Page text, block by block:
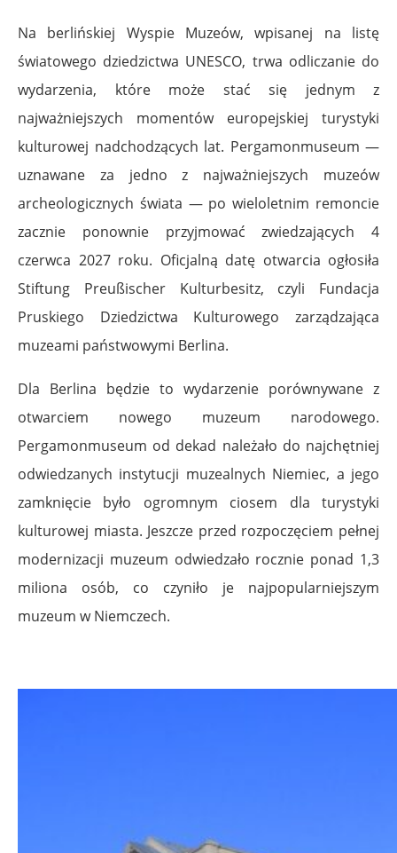
Na berlińskiej Wyspie Muzeów, wpisanej na listę
światowego dziedzictwa UNESCO, trwa odliczanie do
wydarzenia, które może stać się jednym z
najważniejszych momentów europejskiej turystyki
kulturowej nadchodzących lat. Pergamonmuseum —
uznawane za jedno z najważniejszych muzeów
archeologicznych świata — po wieloletnim remoncie
zacznie ponownie przyjmować zwiedzających 4
czerwca 2027 roku. Oficjalną datę otwarcia ogłosiła
Stiftung Preußischer Kulturbesitz, czyli Fundacja
Pruskiego Dziedzictwa Kulturowego zarządzająca
muzeami państwowymi Berlina.
Dla Berlina będzie to wydarzenie porównywane z
otwarciem nowego muzeum narodowego.
Pergamonmuseum od dekad należało do najchętniej
odwiedzanych instytucji muzealnych Niemiec, a jego
zamknięcie było ogromnym ciosem dla turystyki
kulturowej miasta. Jeszcze przed rozpoczęciem pełnej
modernizacji muzeum odwiedzało rocznie ponad 1,3
miliona osób, co czyniło je najpopularniejszym
muzeum w Niemczech.